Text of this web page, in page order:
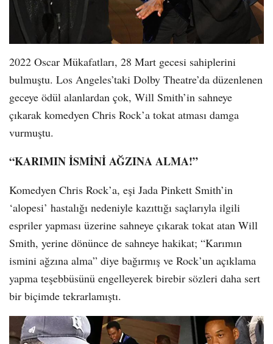
2022 Oscar Mükafatları, 28 Mart gecesi sahiplerini
bulmuştu. Los Angeles’taki Dolby Theatre’da düzenlenen
geceye ödül alanlardan çok, Will Smith’in sahneye
çıkarak komedyen Chris Rock’a tokat atması damga
vurmuştu.
“KARIMIN İSMİNİ AĞZINA ALMA!”
Komedyen Chris Rock’a, eşi Jada Pinkett Smith’in
‘alopesi’ hastalığı nedeniyle kazıttığı saçlarıyla ilgili
espriler yapması üzerine sahneye çıkarak tokat atan Will
Smith, yerine dönünce de sahneye hakikat; “Karımın
ismini ağzına alma” diye bağırmış ve Rock’un açıklama
yapma teşebbüsünü engelleyerek birebir sözleri daha sert
bir biçimde tekrarlamıştı.